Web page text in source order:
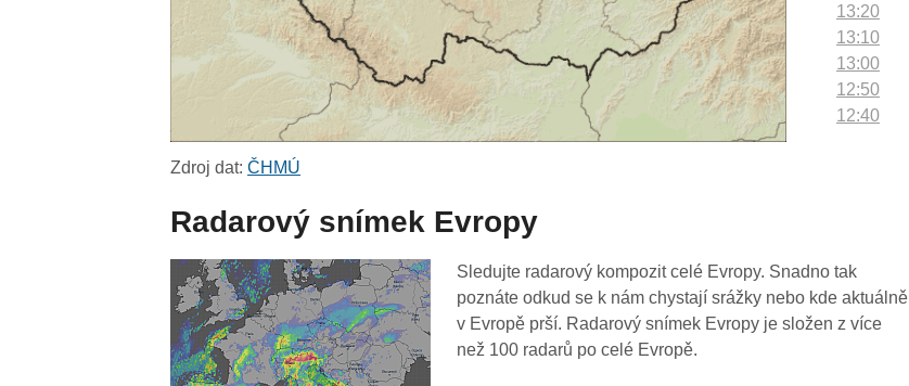
13:20
13:10
13:00
12:50
12:40
11:40
11:30
11:20
Zdroj dat:ČHMÚ
Radarový snímek Evropy
Sledujte radarový kompozit celé Evropy. Snadno tak
poznáte odkud se k nám chystají srážky nebo kde aktuálně
v Evropě prší. Radarový snímek Evropy je složen z více
než 100 radarů po celé Evropě.